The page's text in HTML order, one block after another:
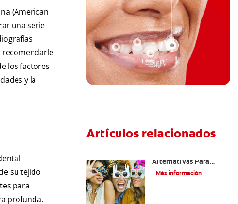
(American
una serie
recomendarle
los factores
y la
su tejido
para
profunda.
Artículos relacionados
Alternativas Para
Mejorar Mi Sonrisa?
Más información